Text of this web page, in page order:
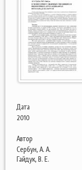
Дата
2010
Автор
Сербун, А. А.
Гайдук, В. Е.